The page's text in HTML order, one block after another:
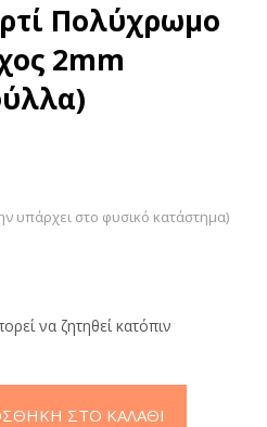
Πολύχρωμο
2mm
υπάρχει στο φυσικό κατάστημα)
να ζητηθεί κατόπιν
ΣΤΟ ΚΑΛΆΘΙ